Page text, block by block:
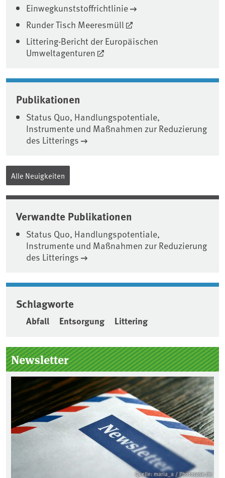
Einwegkunststoffrichtlinie
Runder Tisch Meeresmüll
Littering-Bericht der Europäischen
Umweltagenturen
Publikationen
Status Quo, Handlungspotentiale,
Instrumente und Maßnahmen zur Reduzierung
des Litterings
Alle Neuigkeiten
Verwandte Publikationen
Status Quo, Handlungspotentiale,
Instrumente und Maßnahmen zur Reduzierung
des Litterings
Schlagworte
Abfall Entsorgung Littering
Seitenleiste
Newsletter
Quelle: maria_a / Photocase.de